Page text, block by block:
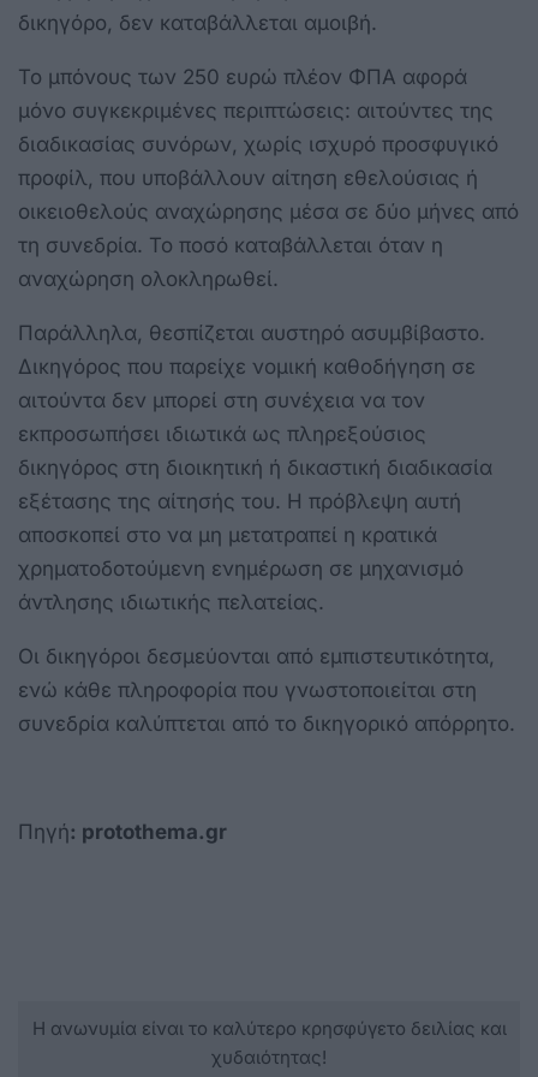
δικηγόρο, δεν καταβάλλεται αμοιβή.
Το μπόνους των 250 ευρώ πλέον ΦΠΑ αφορά
μόνο συγκεκριμένες περιπτώσεις: αιτούντες της
διαδικασίας συνόρων, χωρίς ισχυρό προσφυγικό
προφίλ, που υποβάλλουν αίτηση εθελούσιας ή
οικειοθελούς αναχώρησης μέσα σε δύο μήνες από
τη συνεδρία. Το ποσό καταβάλλεται όταν η
αναχώρηση ολοκληρωθεί.
Παράλληλα, θεσπίζεται αυστηρό ασυμβίβαστο.
Δικηγόρος που παρείχε νομική καθοδήγηση σε
αιτούντα δεν μπορεί στη συνέχεια να τον
εκπροσωπήσει ιδιωτικά ως πληρεξούσιος
δικηγόρος στη διοικητική ή δικαστική διαδικασία
εξέτασης της αίτησής του. Η πρόβλεψη αυτή
αποσκοπεί στο να μη μετατραπεί η κρατικά
χρηματοδοτούμενη ενημέρωση σε μηχανισμό
άντλησης ιδιωτικής πελατείας.
Οι δικηγόροι δεσμεύονται από εμπιστευτικότητα,
ενώ κάθε πληροφορία που γνωστοποιείται στη
συνεδρία καλύπτεται από το δικηγορικό απόρρητο.
Πηγή: protothema.gr
Η ανωνυμία είναι το καλύτερο κρησφύγετο δειλίας και
χυδαιότητας!